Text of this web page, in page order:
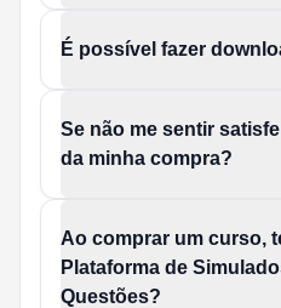
É possível fazer
Se não me sentir
da minha compra?
Ao comprar um curso,
Plataforma de
Questões?